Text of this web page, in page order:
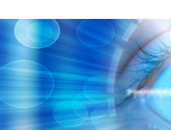
to
contentvinivida.lk